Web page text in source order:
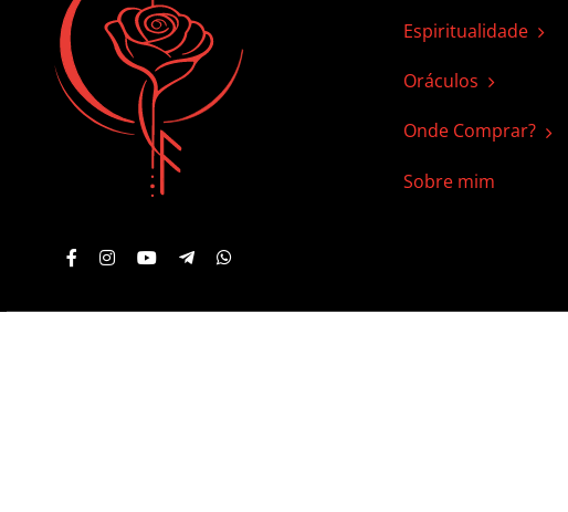
Espiritualidade
Oráculos
Onde Comprar?
Sobre mim